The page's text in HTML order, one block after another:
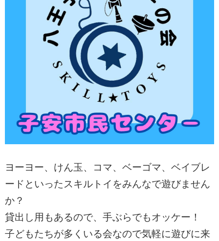
ヨーヨー、けん玉、コマ、ベーゴマ、ベイブレ
ードといったスキルトイをみんなで遊びません
か？
貸出し用もあるので、手ぶらでもオッケー！
子どもたちが多くいる会なので気軽に遊びに来